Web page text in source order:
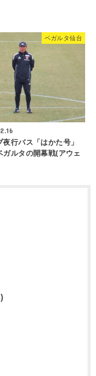
ベガルタ仙台
夜行バス「はかた号」
ガルタの開幕戦(アウェ